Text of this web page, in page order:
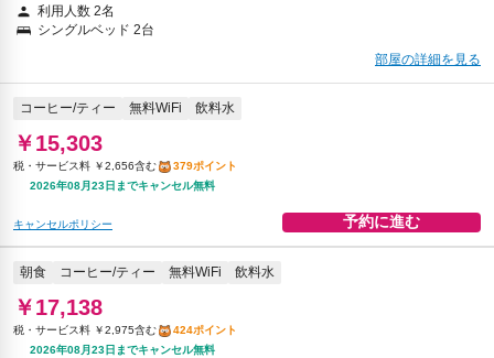
利用人数 2名
シングルベッド 2台
部屋の詳細を見る
コーヒー/ティー 無料WiFi 飲料水
￥15,303
税・サービス料 ￥2,656含む
379ポイント
2026年08月23日までキャンセル無料
キャンセルポリシー 予約に進む
朝食 コーヒー/ティー 無料WiFi 飲料水
￥17,138
税・サービス料 ￥2,975含む
424ポイント
2026年08月23日までキャンセル無料